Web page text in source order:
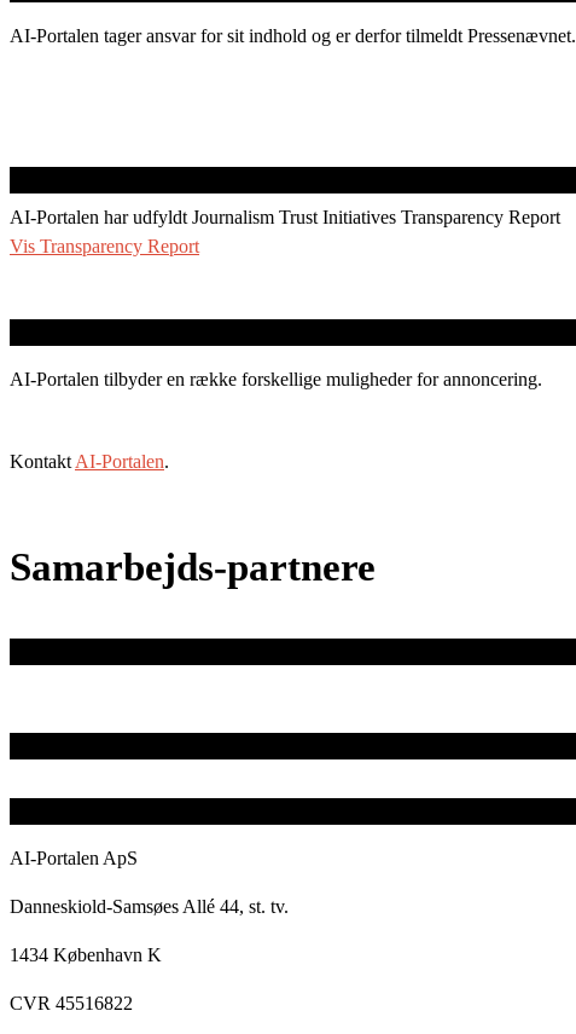
AI-Portalen tager ansvar for sit indhold og er derfor tilmeldt Pressenævnet.
AI-Portalen har udfyldt Journalism Trust Initiatives Transparency Report
Vis Transparency Report
AI-Portalen tilbyder en række forskellige muligheder for annoncering.
Kontakt AI-Portalen.
Samarbejds-partnere
AI-Portalen ApS
Danneskiold-Samsøes Allé 44, st. tv.
1434 København K
CVR 45516822